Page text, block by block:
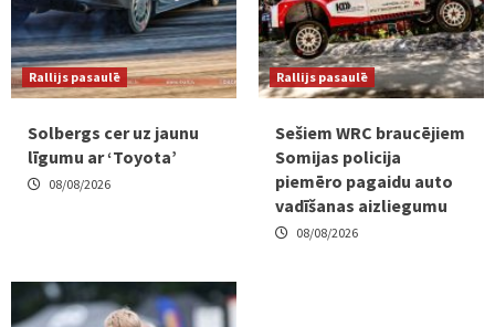
Rallijs pasaulē
Solbergs cer uz jaunu
līgumu ar ‘Toyota’
08/08/2026
Rallijs pasaulē
Sešiem WRC braucējiem
Somijas policija
piemēro pagaidu auto
vadīšanas aizliegumu
08/08/2026